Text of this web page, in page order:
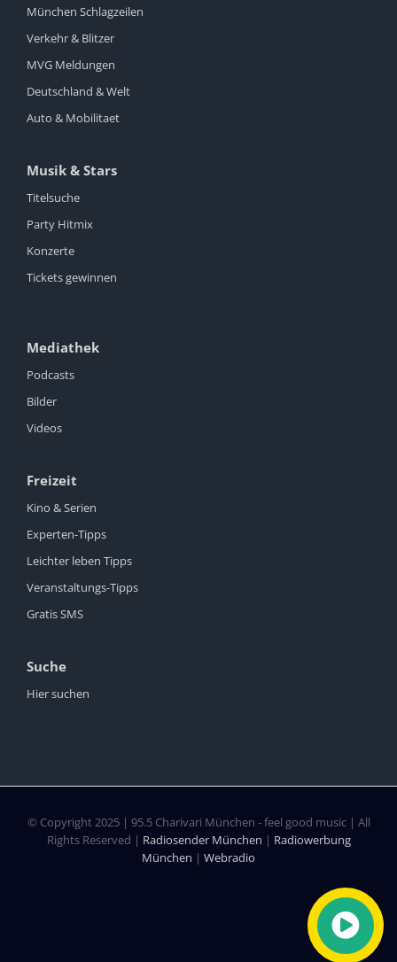
München Schlagzeilen
Verkehr & Blitzer
MVG Meldungen
Deutschland & Welt
Auto & Mobilitaet
Musik & Stars
Titelsuche
Party Hitmix
Konzerte
Tickets gewinnen
Mediathek
Podcasts
Bilder
Videos
Freizeit
Kino & Serien
Experten-Tipps
Leichter leben Tipps
Veranstaltungs-Tipps
Gratis SMS
Suche
Hier suchen
© Copyright 2025 | 95.5 Charivari München - feel good music | All
Rights Reserved | Radiosender München | Radiowerbung
München | Webradio